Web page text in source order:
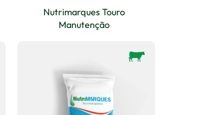
Nutrimarques Touro
Manutenção